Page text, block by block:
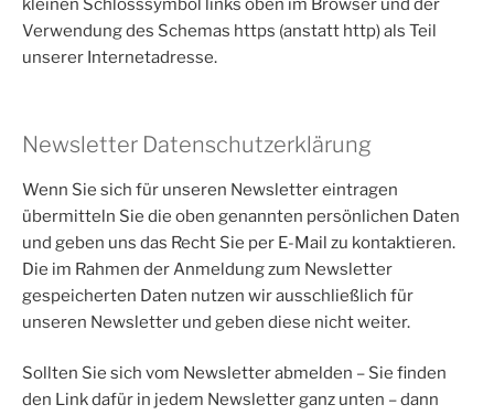
kleinen Schlosssymbol links oben im Browser und der
Verwendung des Schemas https (anstatt http) als Teil
unserer Internetadresse.
Newsletter Datenschutzerklärung
Wenn Sie sich für unseren Newsletter eintragen
übermitteln Sie die oben genannten persönlichen Daten
und geben uns das Recht Sie per E-Mail zu kontaktieren.
Die im Rahmen der Anmeldung zum Newsletter
gespeicherten Daten nutzen wir ausschließlich für
unseren Newsletter und geben diese nicht weiter.
Sollten Sie sich vom Newsletter abmelden – Sie finden
den Link dafür in jedem Newsletter ganz unten – dann